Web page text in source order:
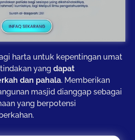
harta untuk kepentingan umat
yang dapat
dan pahala. Memberikan
masjid dianggap sebagai
yang berpotensi